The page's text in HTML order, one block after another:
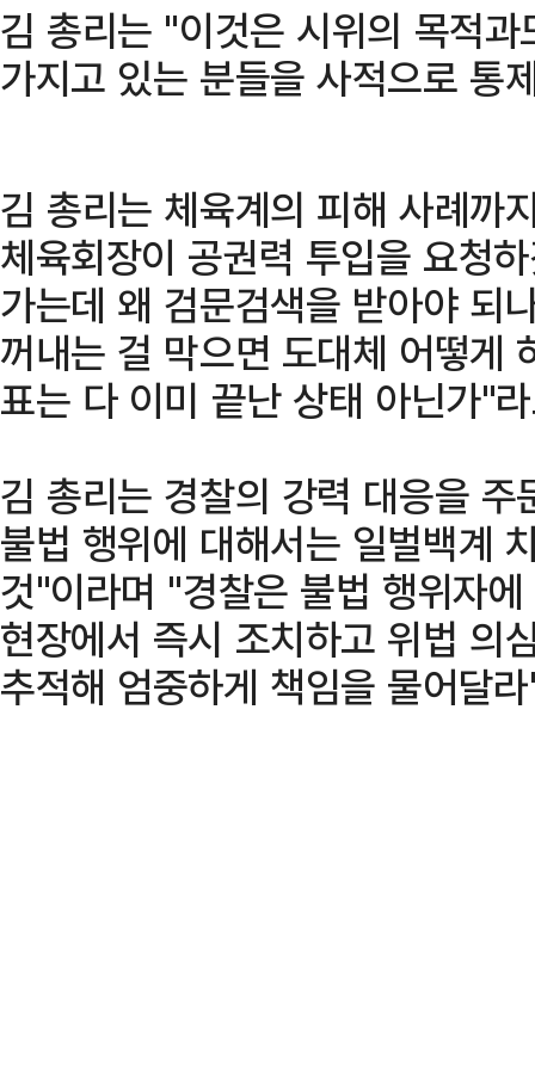
김 총리는 "이것은 시위의 목적
가지고 있는 분들을 사적으로 통
김 총리는 체육계의 피해 사례까
체육회장이 공권력 투입을 요청
가는데 왜 검문검색을 받아야 되
꺼내는 걸 막으면 도대체 어떻게
표는 다 이미 끝난 상태 아닌가"
김 총리는 경찰의 강력 대응을
불법 행위에 대해서는 일벌백계
것"이라며 "경찰은 불법 행위자
현장에서 즉시 조치하고 위법 의
추적해 엄중하게 책임을 물어달